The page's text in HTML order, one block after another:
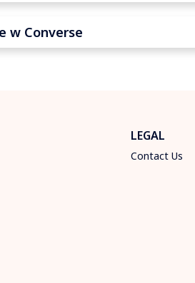
w Converse
LEGAL
Contact Us